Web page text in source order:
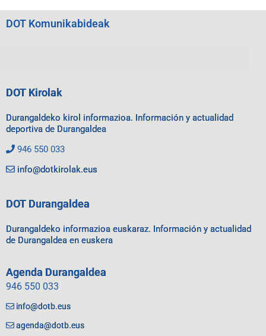
DOT Komunikabideak
DOT Kirolak
Durangaldeko kirol informazioa. Información y actualidad
deportiva de Durangaldea
946 550 033
info@dotkirolak.eus
DOT Durangaldea
Durangaldeko informazioa euskaraz. Información y actualidad
de Durangaldea en euskera
Agenda Durangaldea
946 550 033
info@dotb.eus
agenda@dotb.eus